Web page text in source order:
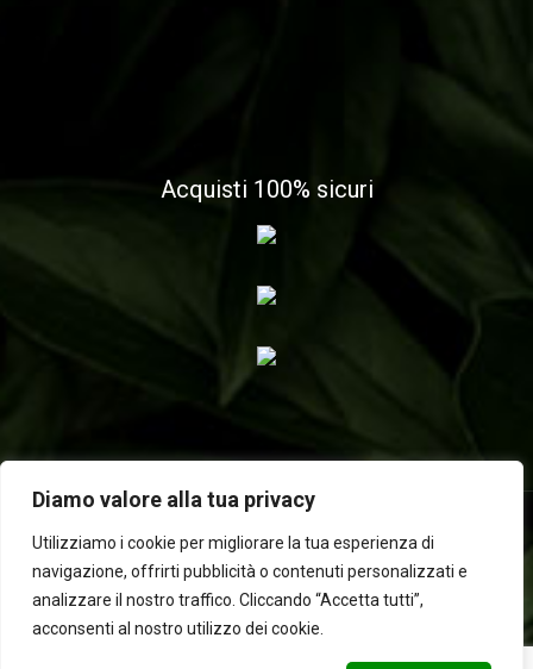
Diamo valore alla tua privacy
Utilizziamo i cookie per migliorare la tua esperienza di
navigazione, offrirti pubblicità o contenuti personalizzati e
analizzare il nostro traffico. Cliccando “Accetta tutti”,
acconsenti al nostro utilizzo dei cookie.
Acquisti 100% sicuri
2025 © Laboratorio d'erbe Sauro - P.IVA 05049760233. Tutti i
diritti riservati | Designed by